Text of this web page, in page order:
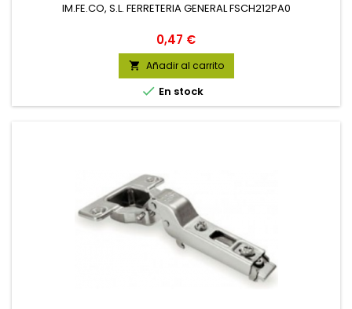
IM.FE.CO, S.L. FERRETERIA GENERAL FSCH212PA0
Precio
0,47 €
 Añadir al carrito
 En stock